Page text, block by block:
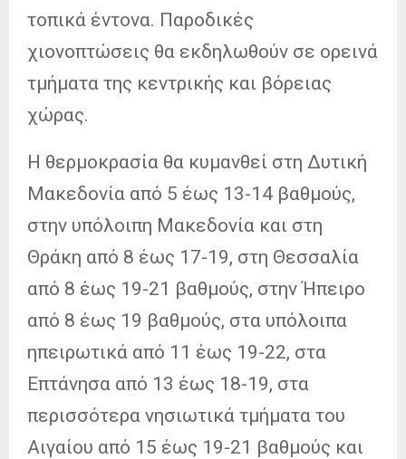
τοπικά έντονα. Παροδικές
χιονοπτώσεις θα εκδηλωθούν σε ορεινά
τμήματα της κεντρικής και βόρειας
χώρας.
Η θερμοκρασία θα κυμανθεί στη Δυτική
Μακεδονία από 5 έως 13-14 βαθμούς,
στην υπόλοιπη Μακεδονία και στη
Θράκη από 8 έως 17-19, στη Θεσσαλία
από 8 έως 19-21 βαθμούς, στην Ήπειρο
από 8 έως 19 βαθμούς, στα υπόλοιπα
ηπειρωτικά από 11 έως 19-22, στα
Επτάνησα από 13 έως 18-19, στα
περισσότερα νησιωτικά τμήματα του
Αιγαίου από 15 έως 19-21 βαθμούς και